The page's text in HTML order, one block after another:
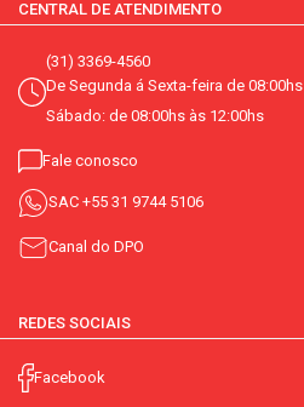
CENTRAL DE ATENDIMENTO
(31) 3369-4560
De Segunda á Sexta-feira de
Sábado: de 08:00hs às 12:00hs
Fale conosco
SAC +55 31 9744 5106
Canal do DPO
REDES SOCIAIS
Facebook